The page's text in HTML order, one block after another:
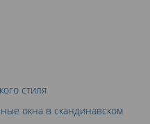
стиля
окна в скандинавском